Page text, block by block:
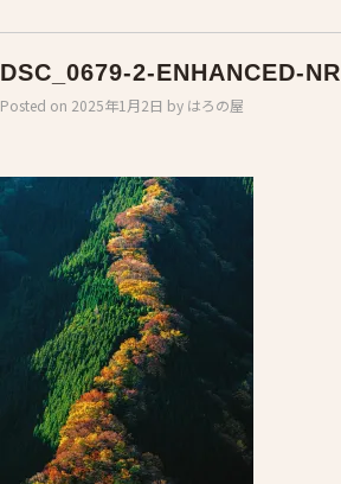
DSC_0679-2-ENHANCED-NR
Posted on 2025年1月2日 by はろの屋